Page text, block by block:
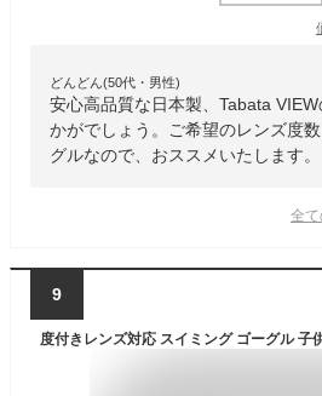
どんどん(50代・男性)
安心高品質な日本製、Tabata
かがでしょう。ご希望のレンズ度
グルなので、おススメいたします。
全て
9